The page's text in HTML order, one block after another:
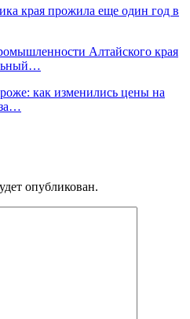
края прожила еще один год в
Алтайского края
как изменились цены на
опубликован.